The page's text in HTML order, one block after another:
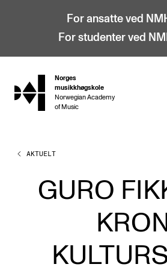
For ansatte ved
For studenter ved
hjem
Norges
musikkhøgskole
Norwegian Academy
of Music
STUDIER
Alle studier
Bachelor
Doktorgrad
Årsstudium og videreutdanning
AKTUELT
GURO